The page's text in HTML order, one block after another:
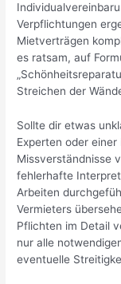
Verpflichtungen
Mietverträgen
es ratsam, auf
Streichen der
Sollte dir etwas
Experten oder
Missverständnisse
fehlerhafte
Arbeiten
Vermieters
Pflichten im Detail
nur alle
eventuelle